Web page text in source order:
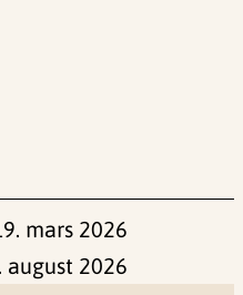
mars 2026
august 2026